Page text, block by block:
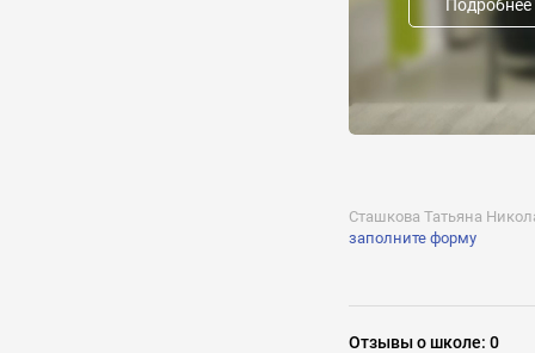
школьники
Репетитор языков
Репетитор
Клавишные
Репетитор
Начальная школа,
Подробнее
Сташкова Татьяна
заполните форму
Отзывыо школе: 0